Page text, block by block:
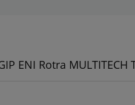
ENI Rotra